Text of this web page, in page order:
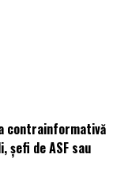
contrainformativă
de ASF sau